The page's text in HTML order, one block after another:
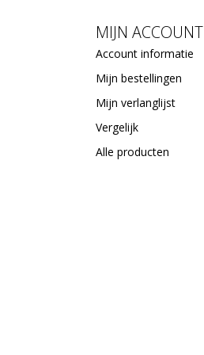
MIJN ACCOUNT
Account informatie
Mijn bestellingen
Mijn verlanglijst
Vergelijk
Alle producten